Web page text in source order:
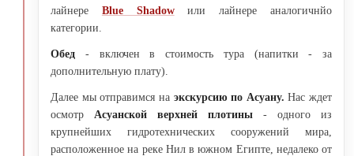
лайнере Blue Shadowили лайнере аналогичнйо
категории.
Обед - включен в стоимость тура (напитки - за
дополнительную плату).
Далее мы отправимся наэкскурсию по Асуану. Нас ждет
осмотр Асуанской верхней плотины - одного из
крупнейших гидротехнических сооружений мира,
расположенное на реке Нил в южном Египте, недалеко от